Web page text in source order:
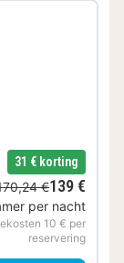
31 € korting
€139 €
per nacht
10 € per
reservering